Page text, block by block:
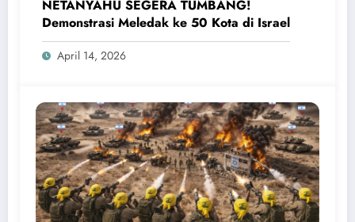
NETANYAHU SEGERA TUMBANG!
Demonstrasi Meledak ke 50 Kota di Israel
April 14, 2026